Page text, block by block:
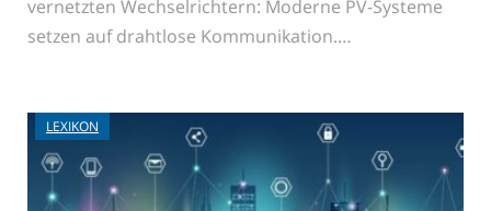
vernetzten Wechselrichtern: Moderne PV-Systeme
setzen auf drahtlose Kommunikation.…
LEXIKON